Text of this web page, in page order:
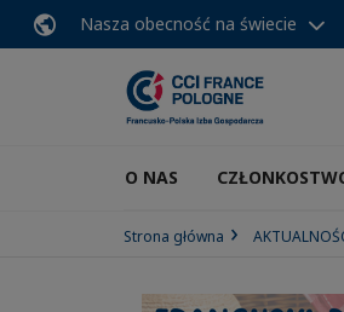
Nasza obecność na świecie
O NAS
Strona główna